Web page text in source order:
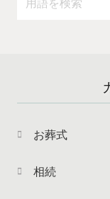
お葬式
相続